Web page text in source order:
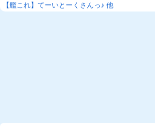
【艦これ】てーいとーくさんっ♪ 他